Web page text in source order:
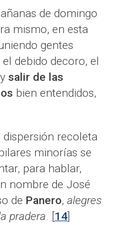
de domingo
mismo, en esta
gentes
debido decoro, el
salir de las
bien entendidos,
dispersión recoleta
minorías se
para hablar,
nombre de José
de Panero, alegres
pradera. [14]